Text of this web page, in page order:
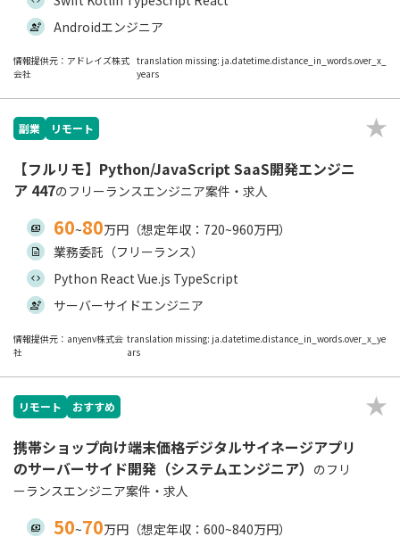
Androidエンジニア
情報提供元：アドレイズ株式
会社
translation missing: ja.datetime.distance_in_words.over_x_
years
副業 リモート
【フルリモ】Python/JavaScript SaaS開発エンジニ
ア 447のフリーランスエンジニア案件・求人
60~80万円（想定年収：720~960万円）
業務委託（フリーランス）
Python React Vue.js TypeScript
サーバーサイドエンジニア
情報提供元：anyenv株式会
社
translation missing: ja.datetime.distance_in_words.over_x_ye
ars
リモート おすすめ
携帯ショップ向け端末価格デジタルサイネージアプリ
のサーバーサイド開発（システムエンジニア） のフリ
ーランスエンジニア案件・求人
50~70万円（想定年収：600~840万円）